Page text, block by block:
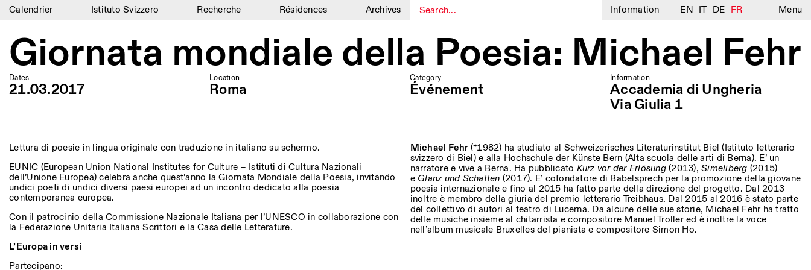
Calendrier Istituto Svizzero Recherche Résidences Archives Information EN IT DE FR Menu
Calendrier
Istituto Svizzero
Recherche
Archives
Blog
Organisation
Bibliothèque
Jobs
Giornata mondiale della Poesia: Michael Fehr
Dates
21.03.2017
Location
Roma
Category
Événement
Information
Accademia di Ungheria
Via Giulia 1
Lettura di poesie in lingua originale con traduzione in italiano su schermo.
EUNIC (European Union National Institutes for Culture – Istituti di Cultura Nazionali
dell’Unione Europea) celebra anche quest’anno la Giornata Mondiale della Poesia, invitando
undici poeti di undici diversi paesi europei ad un incontro dedicato alla poesia
contemporanea europea.
Con il patrocinio della Commissione Nazionale Italiana per l’UNESCO in collaborazione con
la Federazione Unitaria Italiana Scrittori e la Casa delle Letterature.
L’Europa in versi
Partecipano:
Michael Fehr (*1982) ha studiato al Schweizerisches Literaturinstitut Biel (Istituto letterario
svizzero di Biel) e alla Hochschule der Künste Bern (Alta scuola delle arti di Berna). E’ un
narratore e vive a Berna. Ha pubblicato Kurz vor der Erlösung(2013), Simeliberg (2015)
e Glanz und Schatten (2017). E’ cofondatore di Babelsprech per la promozione della giovane
poesia internazionale e fino al 2015 ha fatto parte della direzione del progetto. Dal 2013
inoltre è membro della giuria del premio letterario Treibhaus. Dal 2015 al 2016 è stato parte
del collettivo di autori al teatro di Lucerna. Da alcune delle sue storie, Michael Fehr ha tratto
delle musiche insieme al chitarrista e compositore Manuel Troller ed è inoltre la voce
nell’album musicale Bruxelles del pianista e compositore Simon Ho.